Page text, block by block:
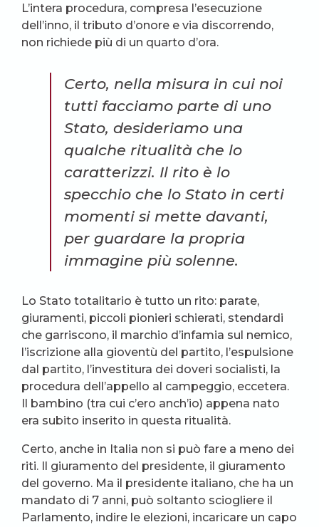
L’intera procedura, compresa l’esecuzione
dell’inno, il tributo d’onore e via discorrendo,
non richiede più di un quarto d’ora.
Certo, nella misura in cui noi
tutti facciamo parte di uno
Stato, desideriamo una
qualche ritualità che lo
caratterizzi. Il rito è lo
specchio che lo Stato in certi
momenti si mette davanti,
per guardare la propria
immagine più solenne.
Lo Stato totalitario è tutto un rito: parate,
giuramenti, piccoli pionieri schierati, stendardi
che garriscono, il marchio d’infamia sul nemico,
l’iscrizione alla gioventù del partito, l’espulsione
dal partito, l’investitura dei doveri socialisti, la
procedura dell’appello al campeggio, eccetera.
Il bambino (tra cui c’ero anch’io) appena nato
era subito inserito in questa ritualità.
Certo, anche in Italia non si può fare a meno dei
riti. Il giuramento del presidente, il giuramento
del governo. Ma il presidente italiano, che ha un
mandato di 7 anni, può soltanto sciogliere il
Parlamento, indire le elezioni, incaricare un capo